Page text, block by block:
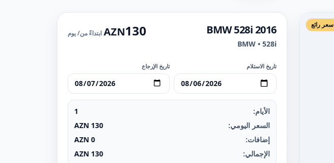
سعر رائع BMW 528i 2016
BMW • 528i
130
AZN ابتداءً من/ يوم
تاريخ الاستلام تاريخ الإرجاع
الأيام:
1
السعر اليومي:
130
إضافات:
0
AZN
الإجمالي:
130